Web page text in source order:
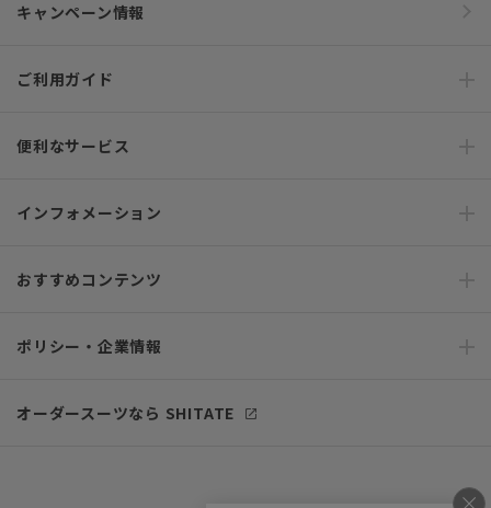
キャンペーン情報
ご利用ガイド
便利なサービス
インフォメーション
おすすめコンテンツ
ポリシー・企業情報
オーダースーツなら SHITATE